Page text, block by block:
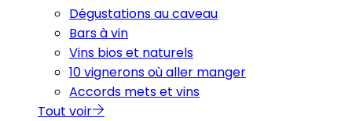
Dégustations au caveau
Bars à vin
Vins bios et naturels
10 vignerons où aller manger
Accords mets et vins
Tout voir